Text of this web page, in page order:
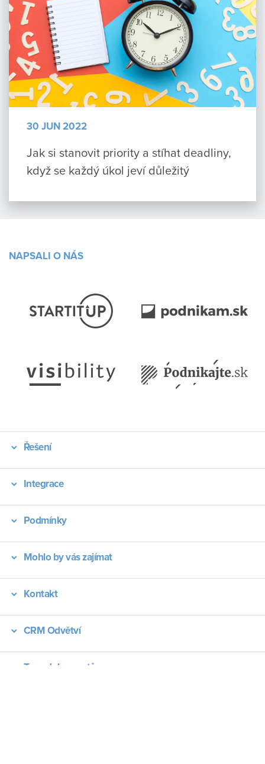
30 JUN 2022
Jak si stanovit priority a stíhat deadliny,
když se každý úkol jeví důležitý
NAPSALI O NÁS
Řešení
Integrace
Podmínky
Mohlo by vás zajímat
Kontakt
CRM Odvětví
Typy dokumentů